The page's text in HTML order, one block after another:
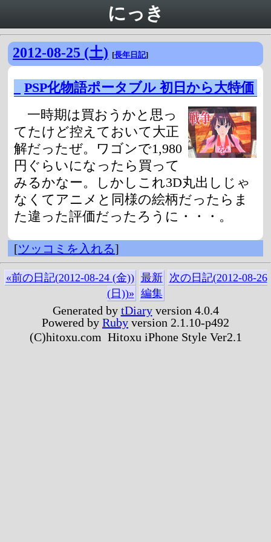
にっき
2012-08-25 (土) [長年日記]
PSP化物語ポータブル 初日から大特価
一時期は買おうかと思っ
てたけど控えておいて大正
解だったぜ。ワゴンで1,980
円ぐらいになったら買って
みるかなー。しかしこれ3D丸出しじゃ
なくてアニメと同様の絵柄だったらま
た違った評価だったろうに・・・。
[ツッコミを入れる]
«前の日記(2012-08-24 (金)) 最新
次の日記(2012-08-26
(日))» 編集
Generated by tDiaryversion 4.0.4
Powered by Ruby version 2.1.10-p492